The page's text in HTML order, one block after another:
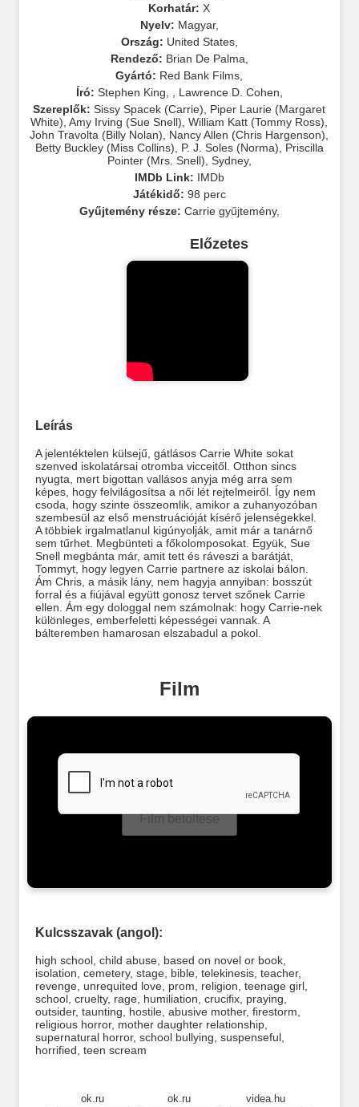
Korhatár: X
Nyelv: Magyar,
Ország: United States,
Rendező: Brian De Palma
Gyártó: Red Bank Films
Író: Stephen King Lawrence D. Cohen
Szereplők: Sissy Spacek (Carrie)
Piper Laurie (Margaret
White) ,Amy Irving (Sue Snell) ,William Katt (Tommy Ross)
John Travolta (Billy Nolan)
Nancy Allen (Chris Hargenson)
Betty Buckley (Miss Collins)
P. J. Soles (Norma)
Priscilla
Pointer (Mrs. Snell) Sydney,
IMDb Link: IMDb
Játékidő: 98 perc
Gyűjtemény része: Carrie gyűjtemény,
Előzetes
Leírás
A jelentéktelen külsejű, gátlásos Carrie White sokat
szenved iskolatársai otromba vicceitől. Otthon sincs
nyugta, mert bigottan vallásos anyja még arra sem
képes, hogy felvilágosítsa a női lét rejtelmeiről. Így nem
csoda, hogy szinte összeomlik, amikor a zuhanyozóban
szembesül az első menstruációját kísérő jelenségekkel.
A többiek irgalmatlanul kigúnyolják, amit már a tanárnő
sem tűrhet. Megbünteti a főkolomposokat. Együk, Sue
Snell megbánta már, amit tett és ráveszi a barátját,
Tommyt, hogy legyen Carrie partnere az iskolai bálon.
Ám Chris, a másik lány, nem hagyja annyiban: bosszút
forral és a fiújával együtt gonosz tervet szőnek Carrie
ellen. Ám egy dologgal nem számolnak: hogy Carrie-nek
különleges, emberfeletti képességei vannak. A
bálteremben hamarosan elszabadul a pokol.
Film
Film betöltése
Kulcsszavak (angol):
high school, child abuse, based on novel or book,
isolation cemetery, stage, bible, telekinesis, teacher,
revenge, unrequited love, prom religion teenage girl,
school, cruelty, rage, humiliation crucifix, praying
outsider, taunting hostile, abusive mother, firestorm
religious horror, mother daughter relationship,
supernatural horror, school bullying suspenseful,
horrified teen scream
ok.ru ok.ru videa.hu